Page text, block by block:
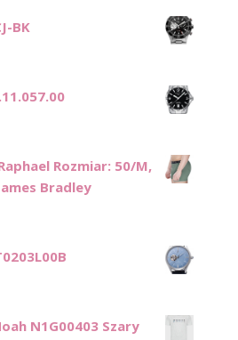
BK
Rozmiar: 50/M,
Bradley
N1G00403 Szary